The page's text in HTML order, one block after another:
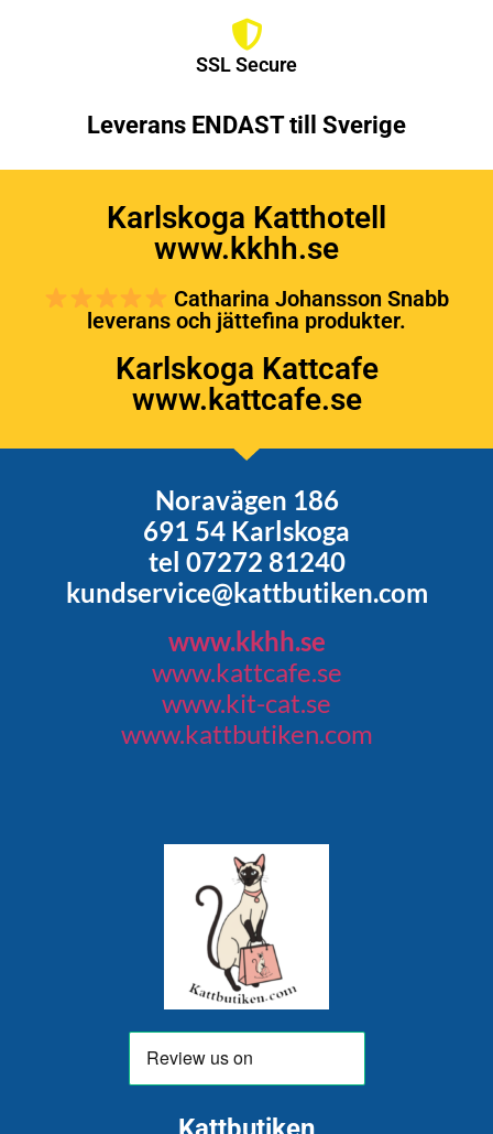
SSL Secure
Leverans ENDAST till Sverige
Karlskoga Katthotell
www.kkhh.se
Catharina Johansson Snabb
leverans och jättefina produkter.
Karlskoga Kattcafe
www.kattcafe.se
Noravägen 186
691 54 Karlskoga
tel 07272 81240
kundservice@kattbutiken.com
www.kkhh.se
www.kattcafe.se
www.kit-cat.se
www.kattbutiken.com